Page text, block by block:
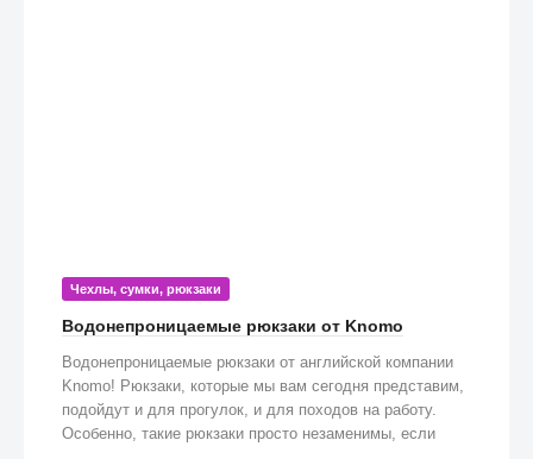
Чехлы, сумки, рюкзаки
Водонепроницаемые рюкзаки от Knomo
Водонепроницаемые рюкзаки от английской компании
Knomo! Рюкзаки, которые мы вам сегодня представим,
подойдут и для прогулок, и для походов на работу.
Особенно, такие рюкзаки просто незаменимы, если